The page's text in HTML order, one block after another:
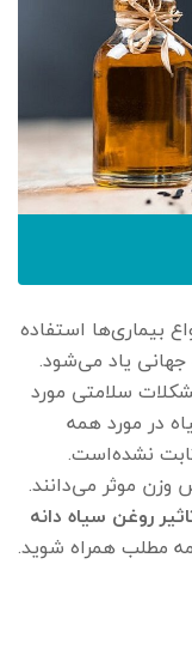
بیماری‌ها استفاده
ياد می‌شود.
سلامتی مورد
در مورد همه‌
نشده‌است.
موثر می‌دانند.
روغن سیاه دانه
مطلب همراه شوید.